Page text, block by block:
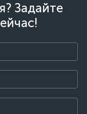
Задайте